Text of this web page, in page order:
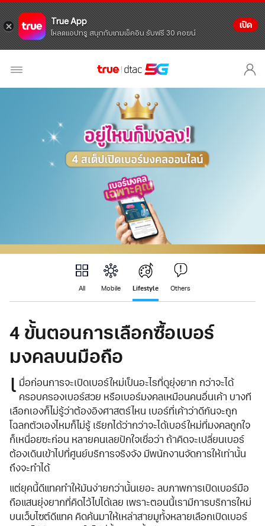
True App
โหลดแอปทรู สนุกกับเกมเช็คอิน รับฟรี 30 คอยน์
เปิด
All Mobile Lifestyle Others
4 ขั้นตอนการเลือกซื้อเบอร์
มงคลบนมือถือ
เ มื่อก่อนการจะเปิดเบอร์ใหม่เป็นอะไรที่ดูยุ่งยาก กว่าจะได้
ครอบครองเบอร์สวย หรือเบอร์มงคลเหมือนคนอื่นเค้า บางที
เลือกเองก็ไม่รู้ว่าต้องอิงศาสตร์ไหน เบอร์ที่เค้าว่าดีกันจะถูก
โฉลกตัวเองไหมก็ไม่รู้ เรียกได้ว่ากว่าจะได้เบอร์ใหม่ที่มงคลถูกใจ
ก็เหนื่อยซะก่อน หลายคนเลยปักใจเชื่อว่า ถ้าคิดจะเปลี่ยนเบอร์
ต้องเดินเข้าไปที่ศูนย์บริการจริงจัง มีพนักงานจัดการให้เท่านั้น
ถึงจะทำได้
แต่ยุคนี้ดีแทคทำให้มันง่ายกว่านั้นเยอะ ลบภาพการเปิดเบอร์มือ
ถือแสนยุ่งยากที่คิดไว้ไปได้เลย เพราะตอนนี้เรามีการบริการใหม่
บนเว็บไซต์ดีแทค คิดค้นมาให้เหล่าสายมูทั้งหลายเลือกเปิดเบอร์